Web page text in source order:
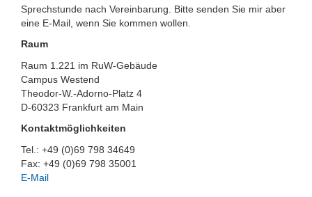
Sprechstunde nach Vereinbarung. Bitte senden Sie mir aber
eine E-Mail, wenn Sie kommen wollen.
Raum
Raum 1.221 im RuW-Gebäude
Campus Westend
Theodor-W.-Adorno-Platz 4
D-60323 Frankfurt am Main
Kontaktmöglichkeiten
Tel.: +49 (0)69 798 34649
Fax: +49 (0)69 798 35001
E-Mail